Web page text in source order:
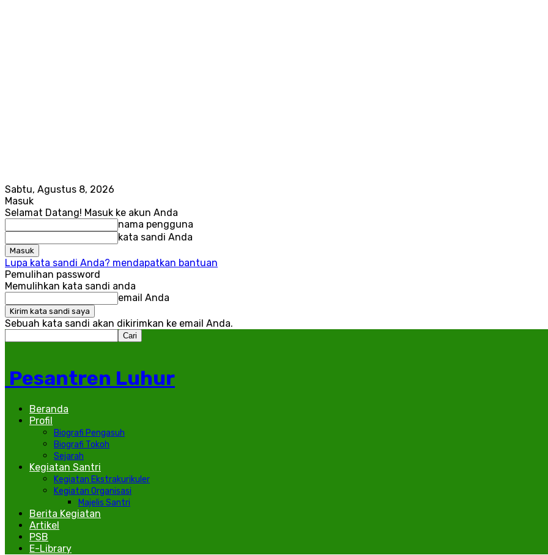
Sabtu, Agustus 8, 2026
Masuk
Selamat Datang! Masuk ke akun Anda
nama pengguna
kata sandi Anda
Lupa kata sandi Anda? mendapatkan bantuan
Pemulihan password
Memulihkan kata sandi anda
email Anda
Sebuah kata sandi akan dikirimkan ke email Anda.
Pesantren Luhur
Beranda
Profil
Biografi Pengasuh
Biografi Tokoh
Sejarah
Kegiatan Santri
Kegiatan Ekstrakurikuler
Kegiatan Organisasi
Majelis Santri
Berita Kegiatan
Artikel
PSB
E-Library